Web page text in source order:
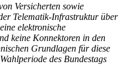
Versicherten sowie
Telematik-Infrastruktur über
elektronische
keine Konnektoren in den
Grundlagen für diese
des Bundestags